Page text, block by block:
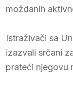
moždanih
Istraživači sa
izazvali srčani
prateći njegovu